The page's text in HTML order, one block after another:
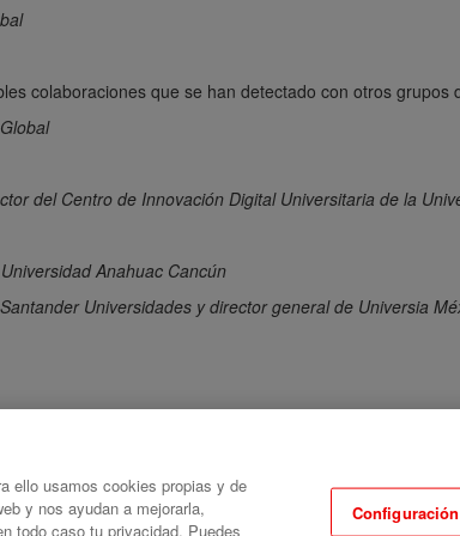
colaboraciones que se han detectado con otros grupos
del Centro de Innovación Digital Universitaria de la
Anahuac Cancún
Universidades y director general de Universia
ello usamos cookies propias y de
y nos ayudan a mejorarla,
todo caso tu privacidad. Puedes
Configuración